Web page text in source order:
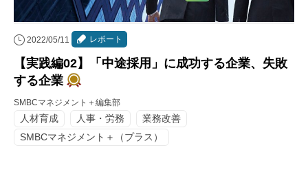
2022/05/11 レポート
【実践編02】「中途採用」に成功する企業、失敗
する企業
SMBCマネジメント＋編集部
人材育成 人事・労務
業務改善
SMBCマネジメント＋（プラス）